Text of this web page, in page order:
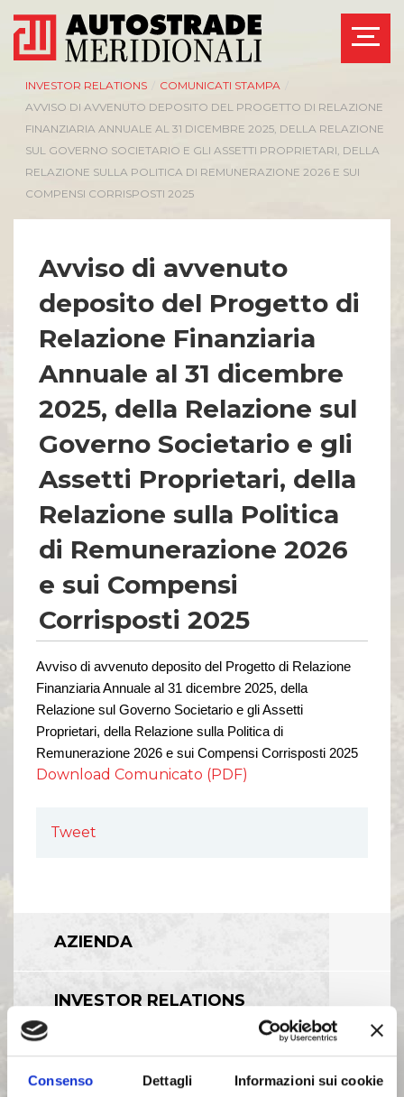
Consenso Dettagli Informazioni sui cookie
INVESTOR RELATIONS COMUNICATI STAMPA
AVVISO DI AVVENUTO DEPOSITO DEL PROGETTO DI RELAZIONE
FINANZIARIA ANNUALE AL 31 DICEMBRE 2025, DELLA RELAZIONE
SUL GOVERNO SOCIETARIO E GLI ASSETTI PROPRIETARI, DELLA
RELAZIONE SULLA POLITICA DI REMUNERAZIONE 2026 E SUI
COMPENSI CORRISPOSTI 2025
Avviso di avvenuto
deposito del Progetto di
Relazione Finanziaria
Annuale al 31 dicembre
2025, della Relazione sul
Governo Societario e gli
Assetti Proprietari, della
Relazione sulla Politica
di Remunerazione 2026
e sui Compensi
Corrisposti 2025
Avviso di avvenuto deposito del Progetto di Relazione
Finanziaria Annuale al 31 dicembre 2025, della
Relazione sul Governo Societario e gli Assetti
Proprietari, della Relazione sulla Politica di
Remunerazione 2026 e sui Compensi Corrisposti 2025
Download Comunicato (PDF)
Tweet
AZIENDA
INVESTOR RELATIONS
GOVERNANCE